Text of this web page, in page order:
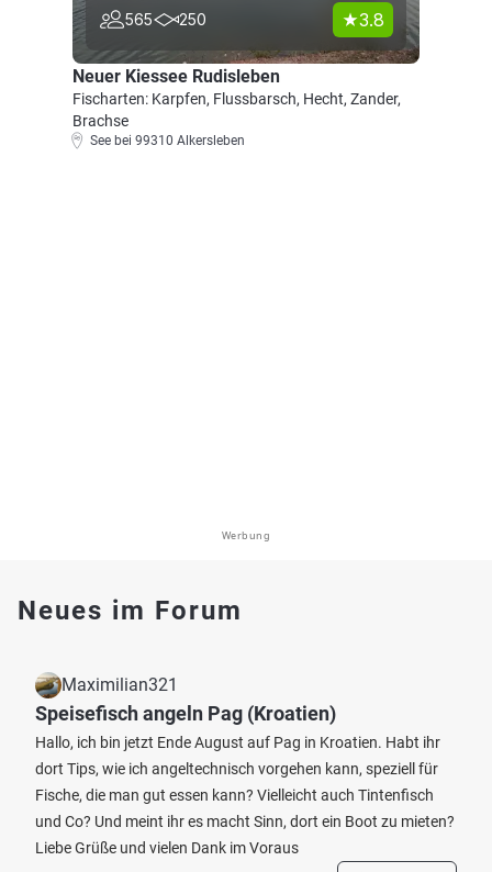
565 250 3.8
Neuer Kiessee Rudisleben
Fischarten: Karpfen, Flussbarsch, Hecht, Zander,
Brachse
See bei 99310 Alkersleben
Werbung
Neues im Forum
Maximilian321
Speisefisch angeln Pag (Kroatien)
Hallo, ich bin jetzt Ende August auf Pag in Kroatien. Habt ihr
dort Tips, wie ich angeltechnisch vorgehen kann, speziell für
Fische, die man gut essen kann? Vielleicht auch Tintenfisch
und Co? Und meint ihr es macht Sinn, dort ein Boot zu mieten?
Liebe Grüße und vielen Dank im Voraus